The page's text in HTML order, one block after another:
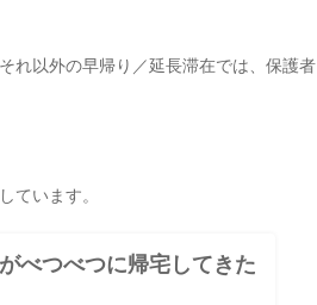
れ以外の早帰り／延長滞在では、保護者
ています。
べつべつに帰宅してきた